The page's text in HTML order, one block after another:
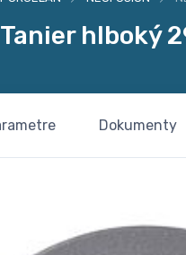
Tanier hlboký
Dokumenty